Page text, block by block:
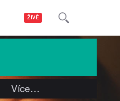
ŽIVĚ
Více…